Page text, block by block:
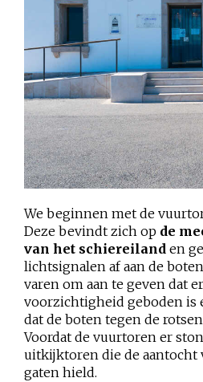
We beginnen met de
Deze bevindt zich op de
van het schiereiland en
lichtsignalen af aan de
varen om aan te geven dat
voorzichtigheid geboden is
dat de boten tegen de
Voordat de vuurtoren er
uitkijktoren die de aantocht
gaten hield.